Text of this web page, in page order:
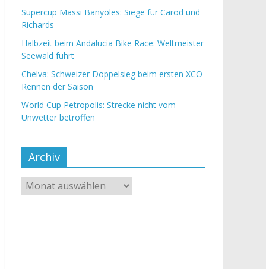
Supercup Massi Banyoles: Siege für Carod und
Richards
Halbzeit beim Andalucia Bike Race: Weltmeister
Seewald führt
Chelva: Schweizer Doppelsieg beim ersten XCO-
Rennen der Saison
World Cup Petropolis: Strecke nicht vom
Unwetter betroffen
Archiv